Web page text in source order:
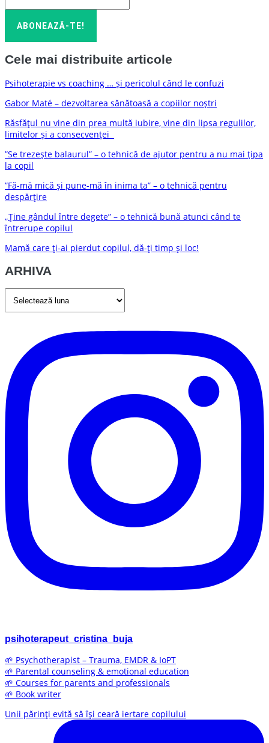
Cele mai distribuite articole
Psihoterapie vs coaching … și pericolul când le confuzi
Gabor Maté – dezvoltarea sănătoasă a copiilor noștri
Răsfățul nu vine din prea multă iubire, vine din lipsa regulilor,
limitelor și a consecvenței
”Se trezește balaurul” – o tehnică de ajutor pentru a nu mai țipa
la copil
”Fă-mă mică și pune-mă în inima ta” – o tehnică pentru
despărțire
„Ține gândul între degete” – o tehnică bună atunci când te
întrerupe copilul
Mamă care ți-ai pierdut copilul, dă-ți timp și loc!
ARHIVA
psihoterapeut_cristina_buja
🌱 Psychotherapist – Trauma, EMDR & IoPT
🌱 Parental counseling & emotional education
🌱 Courses for parents and professionals
🌱 Book writer
Unii părinți evită să își ceară iertare copilului